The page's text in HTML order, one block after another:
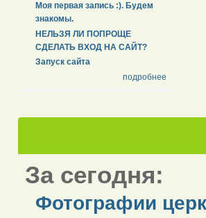
Моя первая запись :). Будем
знакомы.
НЕЛЬЗЯ ЛИ ПОПРОЩЕ
СДЕЛАТЬ ВХОД НА САЙТ?
Запуск сайта
подробнее
За сегодня:
Фотографии